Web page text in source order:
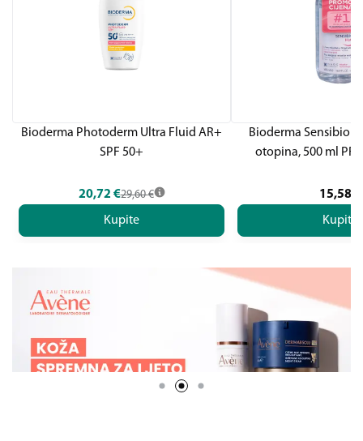
Bioderma Photoderm Ultra Fluid AR+
SPF 50+
20,72 €29,60 €
Kupite
Bioderma Sensibio
otopina, 500 ml
15,58
Kupite